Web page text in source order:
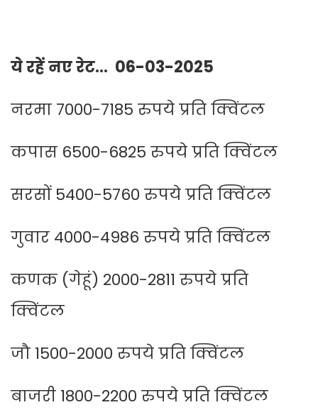
ये रहें नए रेट… 06-03-2025
नरमा 7000-7185 रुपये प्रति क्विंटल
कपास 6500-6825 रुपये प्रति क्विंटल
सरसों 5400-5760 रुपये प्रति क्विंटल
गुवार 4000-4986 रुपये प्रति क्विंटल
कणक (गेहूं) 2000-2811 रुपये प्रति
क्विंटल
जौ 1500-2000 रुपये प्रति क्विंटल
बाजरी 1800-2200 रुपये प्रति क्विंटल